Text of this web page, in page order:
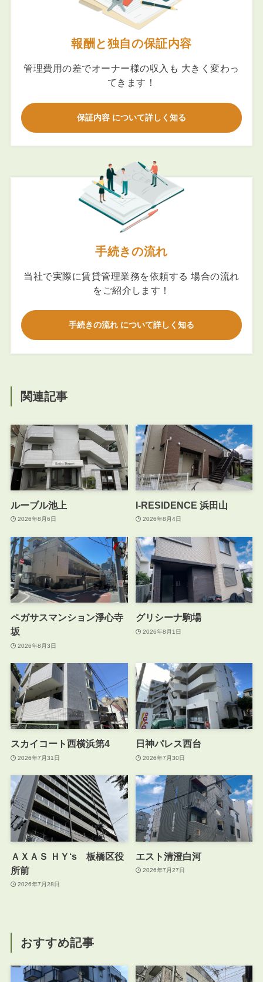
報酬と独自の保証内容
管理費用の差でオーナー様の収入も 大きく変わっ
てきます！
保証内容 について詳しく知る
手続きの流れ
当社で実際に賃貸管理業務を依頼する 場合の流れ
をご紹介します！
手続きの流れ について詳しく知る
関連記事
ルーブル池上
2026年8月6日
I-RESIDENCE 浜田山
2026年8月4日
ペガサスマンション淨心寺
坂
2026年8月3日
グリシーナ駒場
2026年8月1日
スカイコート西横浜第4
2026年7月31日
日神パレス西台
2026年7月30日
ＡＸＡＳ ＨＹ‘s 板橋区役
所前
2026年7月28日
エスト清澄白河
2026年7月27日
おすすめ記事